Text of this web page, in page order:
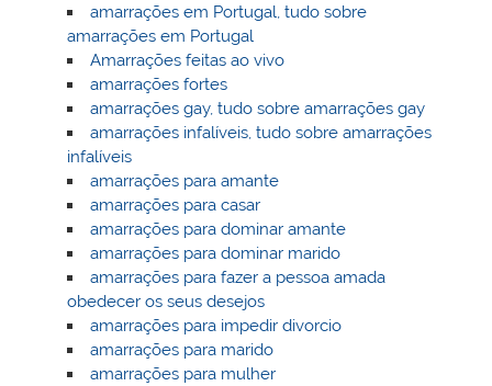
amarrações em Portugal, tudo sobre
amarrações em Portugal
Amarrações feitas ao vivo
amarrações fortes
amarrações gay, tudo sobre amarrações gay
amarrações infalíveis, tudo sobre amarrações
infalíveis
amarrações para amante
amarrações para casar
amarrações para dominar amante
amarrações para dominar marido
amarrações para fazer a pessoa amada
obedecer os seus desejos
amarrações para impedir divorcio
amarrações para marido
amarrações para mulher